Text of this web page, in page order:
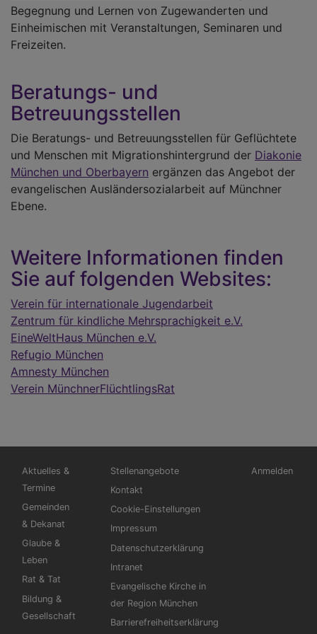
Begegnung und Lernen von Zugewanderten und
Einheimischen mit Veranstaltungen, Seminaren und
Freizeiten.
Beratungs- und
Betreuungsstellen
Die Beratungs- und Betreuungsstellen für Geflüchtete
und Menschen mit Migrationshintergrund der Diakonie
München und Oberbayern ergänzen das Angebot der
evangelischen Ausländersozialarbeit auf Münchner
Ebene.
Weitere Informationen finden
Sie auf folgenden Websites:
Verein für internationale Jugendarbeit
Zentrum für kindliche Mehrsprachigkeit e.V.
EineWeltHaus München e.V.
Refugio München
Amnesty München
Verein MünchnerFlüchtlingsRat
Hauptnavigation
Aktuelles &
Termine
Gemeinden
& Dekanat
Glaube &
Leben
Rat & Tat
Bildung &
Gesellschaft
Fußbereichsmenü
Stellenangebote
Kontakt
Cookie-Einstellungen
Impressum
Datenschutzerklärung
Intranet
Evangelische Kirche in
der Region München
Barrierefreiheitserklärung
Anmelden